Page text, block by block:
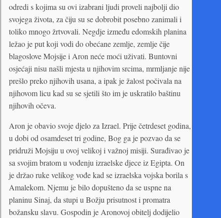
odredi s kojima su ovi izabrani ljudi proveli najbolji dio
svojega života, za čiju su se dobrobit posebno zanimali i
toliko mnogo žrtvovali. Negdje između edomskih planina
ležao je put koji vodi do obećane zemlje, zemlje čije
blagoslove Mojsije i Aron neće moći uživati. Buntovni
osjećaji nisu našli mjesta u njihovim srcima, mrmljanje nije
prešlo preko njihovih usana, a ipak je žalost počivala na
njihovom licu kad su se sjetili što im je uskratilo baštinu
njihovih očeva.
Aron je obavio svoje djelo za Izrael. Prije četrdeset godina,
u dobi od osamdeset tri godine, Bog ga je pozvao da se
pridruži Mojsiju u ovoj velikoj i važnoj misiji. Surađivao je
sa svojim bratom u vođenju izraelske djece iz Egipta. On
je držao ruke velikog vođe kad se izraelska vojska borila s
Amalekom. Njemu je bilo dopušteno da se uspne na
planinu Sinaj, da stupi u Božju prisutnost i promatra
božansku slavu. Gospodin je Aronovoj obitelj dodijelio